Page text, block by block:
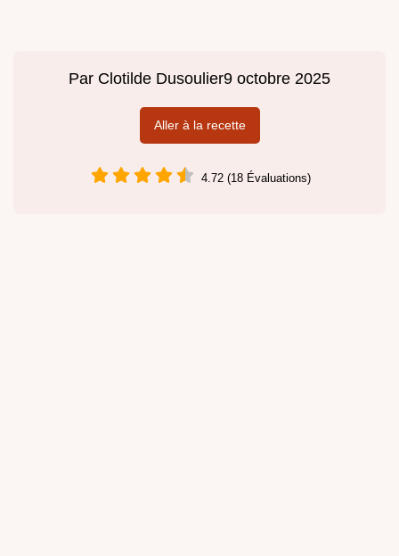
Par Clotilde Dusoulier9 octobre 2025
Aller à la recette
4.72 (18 Évaluations)